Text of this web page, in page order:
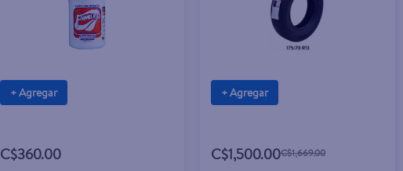
+ Agregar
C$360.00
+ Agregar
C$1,500.00C$1,669.00